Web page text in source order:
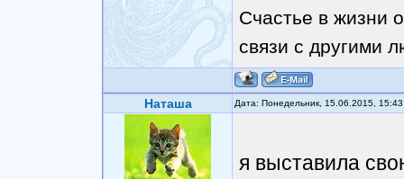
Счастье в жизни
связи с другими
Наташа Дата: Понедельник, 15.06.2015,
я выставила